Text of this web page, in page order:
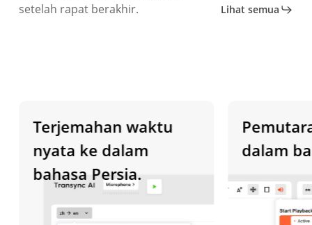
setelah rapat berakhir.
Lihat semua
Terjemahan waktu
nyata ke dalam
bahasa Persia.
dalam